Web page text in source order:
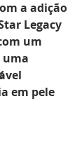
a adição
Legacy
um
uma
em pele